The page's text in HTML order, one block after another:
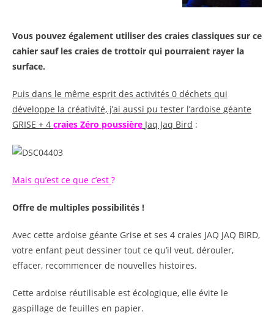
Vous pouvez également utiliser des craies classiques sur ce
cahier sauf les craies de trottoir qui pourraient rayer la
surface.
Puis dans le même esprit des activités 0 déchets qui
développe la créativité, j’ai aussi pu tester l’ardoise géante
GRISE + 4 craies Zéro poussière Jaq Jaq Bird :
Mais qu’est ce que c’est ?
Offre de multiples possibilités !
Avec cette ardoise géante Grise et ses 4 craies JAQ JAQ BIRD,
votre enfant peut dessiner tout ce qu’il veut, dérouler,
effacer, recommencer de nouvelles histoires.
Cette ardoise réutilisable est écologique, elle évite le
gaspillage de feuilles en papier.